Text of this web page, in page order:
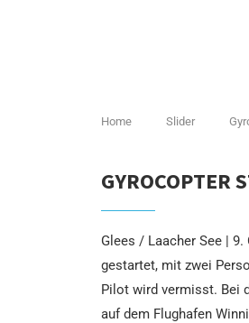
Home Slider
GYROCOPTER
Glees / Laacher See |
gestartet, mit zwei
Pilot wird vermisst. Bei
auf dem Flughafen